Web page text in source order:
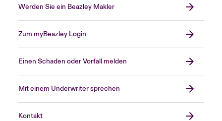
Werden Sie ein Beazley Makler
Zum myBeazley Login
Einen Schaden oder Vorfall melden
Mit einem Underwriter sprechen
Kontakt